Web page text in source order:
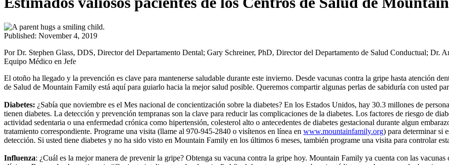
Published: November 4, 2019
Por Dr. Stephen Glass, DDS, Director del Departamento Dental; Gary Schreiner, PhD, Director del Departamento de Salud Conductual; Dr.
Equipo Médico en Jefe
El otoño ha llegado y la prevención es clave para mantenerse saludable durante este invierno. Desde vacunas contra la gripe hasta atención
de Salud de Mountain Family está aquí para guiarlo hacia la mejor salud posible. Queremos compartir algunas perlas de sabiduría con usted
Diabetes: ¿Sabía que noviembre es el Mes nacional de concientización sobre la diabetes? En los Estados Unidos, hay 30.3 millones de
tienen diabetes. La detección y prevención tempranas son la clave para reducir las complicaciones de la diabetes. Los factores de riesgo de
actividad sedentaria o una enfermedad crónica como hipertensión, colesterol alto o antecedentes de diabetes gestacional durante algun
tratamiento correspondiente. Programe una visita (llame al 970-945-2840 o visítenos en línea en www.mountainfamily.org) para determinar si
detección. Si usted tiene diabetes y no ha sido visto en Mountain Family en los últimos 6 meses, también programe una visita para controlar
Influenza: ¿Cuál es la mejor manera de prevenir la gripe? Obtenga su vacuna contra la gripe hoy. Mountain Family ya cuenta con las